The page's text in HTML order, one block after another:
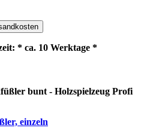
* ca. 10 Werktage *
einzeln